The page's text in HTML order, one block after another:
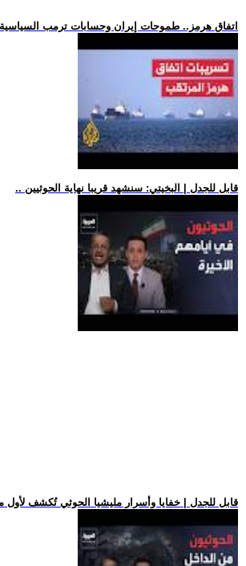
.. اتفاق هرمز.. طموحات إيران وحسابات ترمب السياسية
.. قابل للجدل | البخيتي: سنشهد قريبا نهاية الحوثيين
.. قابل للجدل | خفايا وأسرار مليشيا الحوثي تُكشف